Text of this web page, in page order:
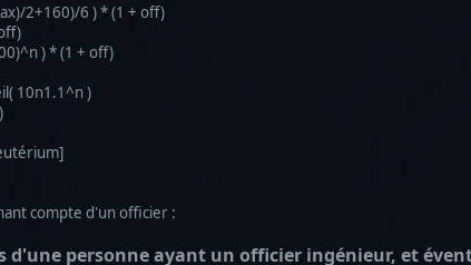
2+160)/6 ) * (1 + off)
) * (1 + off)
10n1.1^n )
compte d'un officier :
d'une personne ayant un officier ingénieur, et